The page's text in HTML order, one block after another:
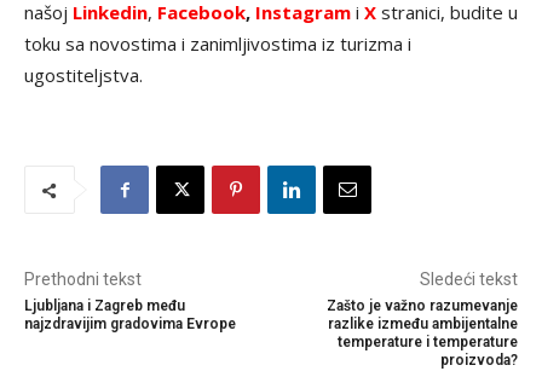
našoj Linkedin, Facebook, Instagram i X stranici, budite u
toku sa novostima i zanimljivostima iz turizma i
ugostiteljstva.
Prethodni tekst
Ljubljana i Zagreb među
najzdravijim gradovima Evrope
Sledeći tekst
Zašto je važno razumevanje
razlike između ambijentalne
temperature i temperature
proizvoda?